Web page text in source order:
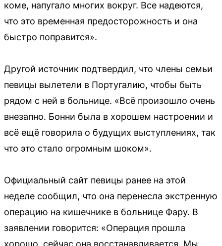
коме, напугало многих вокруг. Все надеются,
что это временная предосторожность и она
быстро поправится».
Другой источник подтвердил, что члены семьи
певицы вылетели в Португалию, чтобы быть
рядом с ней в больнице. «Всё произошло очень
внезапно. Бонни была в хорошем настроении и
всё ещё говорила о будущих выступлениях, так
что это стало огромным шоком».
Официальный сайт певицы ранее на этой
неделе сообщил, что она перенесла экстренную
операцию на кишечнике в больнице Фару. В
заявлении говорится: «Операция прошла
хорошо, сейчас она восстанавливается. Мы